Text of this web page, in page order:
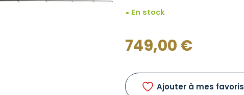
En stock
749,00€
Ajouter à mes favoris